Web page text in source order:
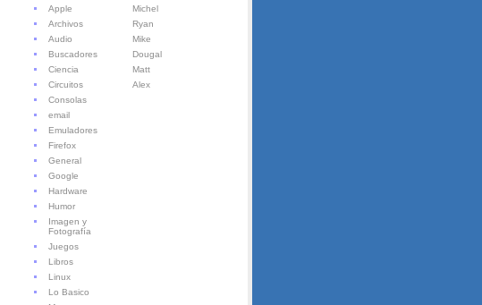
Apple
Archivos
Audio
Buscadores
Ciencia
Circuitos
Consolas
email
Emuladores
Firefox
General
Google
Hardware
Humor
Imagen y
Fotografía
Juegos
Libros
Linux
Lo Basico
Michel
Ryan
Mike
Dougal
Matt
Alex